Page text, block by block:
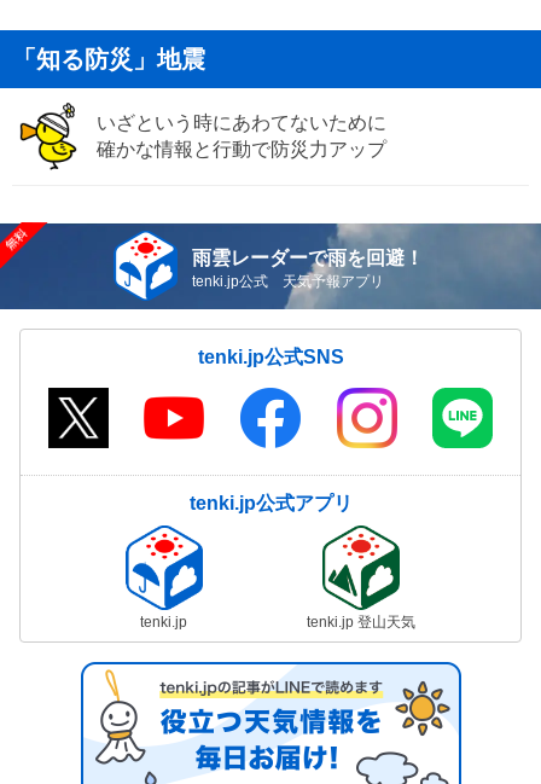
「知る防災」地震
いざという時にあわてないために
確かな情報と行動で防災力アップ
雨雲レーダーで雨を回避！
tenki.jp公式 天気予報アプリ
tenki.jp公式SNS
tenki.jp公式アプリ
tenki.jp tenki.jp 登山天気